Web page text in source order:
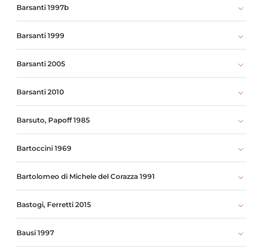
Barsanti 1997b
Barsanti 1999
Barsanti 2005
Barsanti 2010
Barsuto, Papoff 1985
Bartoccini 1969
Bartolomeo di Michele del Corazza 1991
Bastogi, Ferretti 2015
Bausi 1997